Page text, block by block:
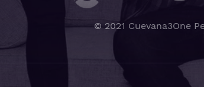
© 2021 Cuevana3One